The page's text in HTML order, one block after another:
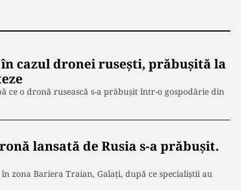
cazul dronei rusești, prăbușită la
ce o dronă rusească s-a prăbușit într-o gospodărie din
lansată de Rusia s-a prăbușit.
zona Bariera Traian, Galați, după ce specialiștii au